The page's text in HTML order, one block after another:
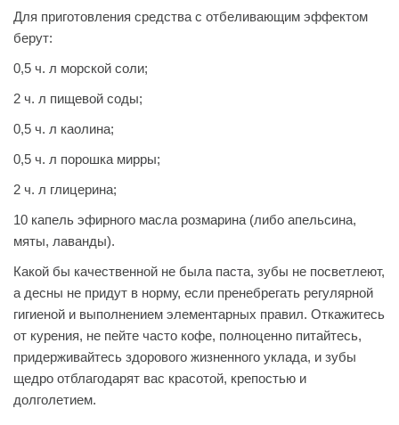
Для приготовления средства с отбеливающим эффектом
берут:
0,5 ч. л морской соли;
2 ч. л пищевой соды;
0,5 ч. л каолина;
0,5 ч. л порошка мирры;
2 ч. л глицерина;
10 капель эфирного масла розмарина (либо апельсина,
мяты, лаванды).
Какой бы качественной не была паста, зубы не посветлеют,
а десны не придут в норму, если пренебрегать регулярной
гигиеной и выполнением элементарных правил. Откажитесь
от курения, не пейте часто кофе, полноценно питайтесь,
придерживайтесь здорового жизненного уклада, и зубы
щедро отблагодарят вас красотой, крепостью и
долголетием.